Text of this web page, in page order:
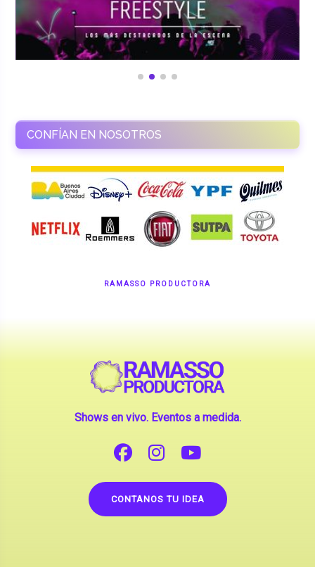
CONFÍAN EN NOSOTROS
RAMASSO PRODUCTORA
Shows en vivo. Eventos a medida.
CONTANOS TU IDEA